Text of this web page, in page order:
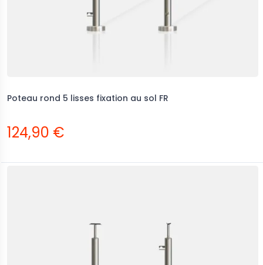
champagne
€ 995,00 €
triangle 600x480x650 mm
Poteau rond 5 lisses fixation au sol FR
124,90 €